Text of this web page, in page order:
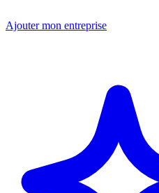
Ajouter mon entreprise